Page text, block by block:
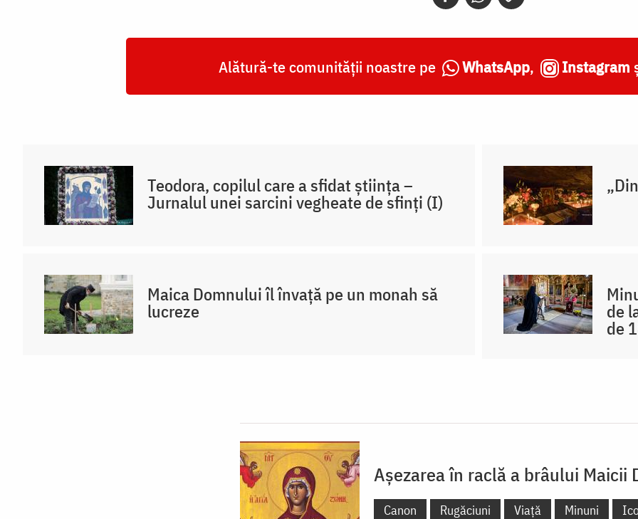
Alătură-te comunității noastre pe WhatsApp, Instagram
Teodora, copilul care a sfidat știința –
Jurnalul unei sarcini vegheate de sfinți (I)
Maica Domnului îl învață pe un monah să
lucreze de
de
Așezarea în raclă a brâului Maicii
Canon Rugăciuni Viață Minuni